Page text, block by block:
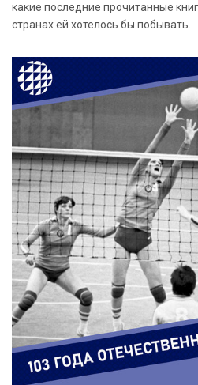
какие последние прочитанные
странах ей хотелось бы побывать.